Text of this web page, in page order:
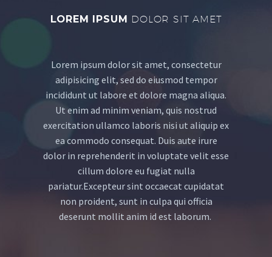
LOREM IPSUM DOLOR SIT AMET
Lorem ipsum dolor sit amet, consectetur
adipisicing elit, sed do eiusmod tempor
incididunt ut labore et dolore magna aliqua.
Ut enim ad minim veniam, quis nostrud
exercitation ullamco laboris nisi ut aliquip ex
ea commodo consequat. Duis aute irure
dolor in reprehenderit in voluptate velit esse
cillum dolore eu fugiat nulla
pariatur.Excepteur sint occaecat cupidatat
non proident, sunt in culpa qui officia
deserunt mollit anim id est laborum.